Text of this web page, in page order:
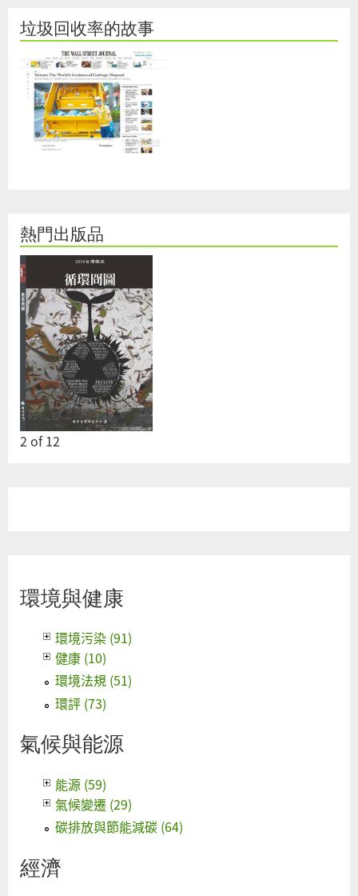
垃圾回收率的故事
熱門出版品
2 of12
環境與健康
環境污染 (91)
健康 (10)
環境法規 (51)
環評 (73)
氣候與能源
能源 (59)
氣候變遷 (29)
碳排放與節能減碳 (64)
經濟